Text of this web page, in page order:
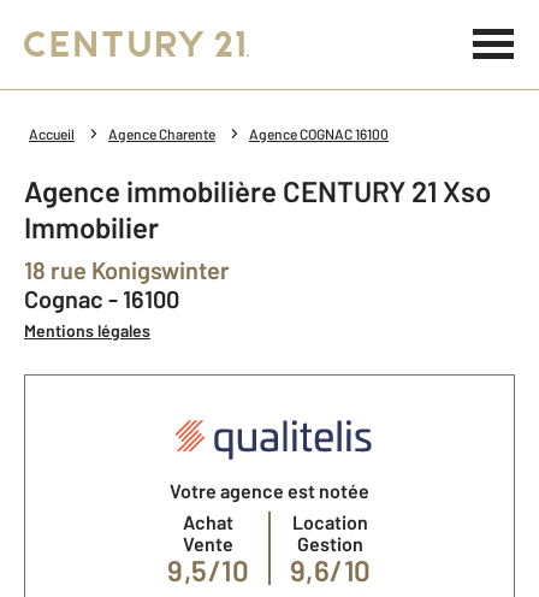
Accueil Agence Charente Agence COGNAC 16100
Agence immobilière CENTURY 21 Xso
Immobilier
18 rue Konigswinter
Cognac - 16100
Mentions légales
Votre agence est notée
Achat
Vente
9,5/10
Location
Gestion
9,6/10